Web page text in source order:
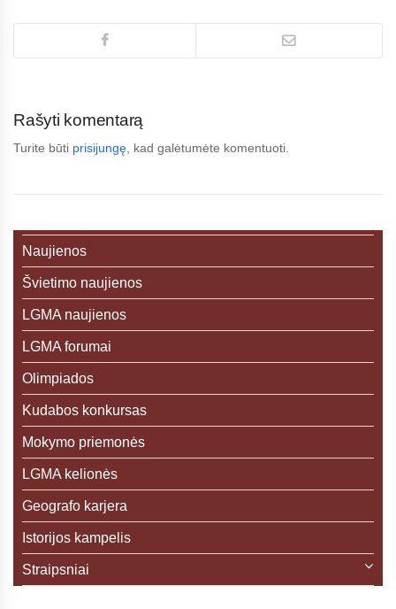
Rašyti komentarą
Turite būti prisijungę , kad galėtumėte komentuoti.
Naujienos
Švietimo naujienos
LGMA naujienos
LGMA forumai
Olimpiados
Kudabos konkursas
Mokymo priemonės
LGMA kelionės
Geografo karjera
Istorijos kampelis
Straipsniai